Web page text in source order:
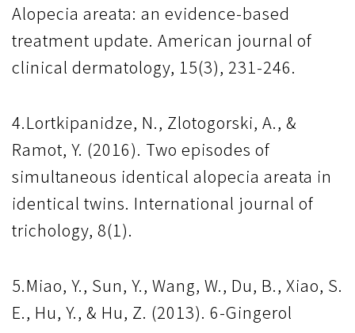
Alopecia areata: an evidence-based
treatment update. American journal of
clinical dermatology, 15(3), 231-246.
4.Lortkipanidze, N., Zlotogorski, A., &
Ramot, Y. (2016). Two episodes of
simultaneous identical alopecia areata in
identical twins. International journal of
trichology, 8(1).
5.Miao, Y., Sun, Y., Wang, W., Du, B., Xiao, S.
E., Hu, Y., & Hu, Z. (2013). 6-Gingerol